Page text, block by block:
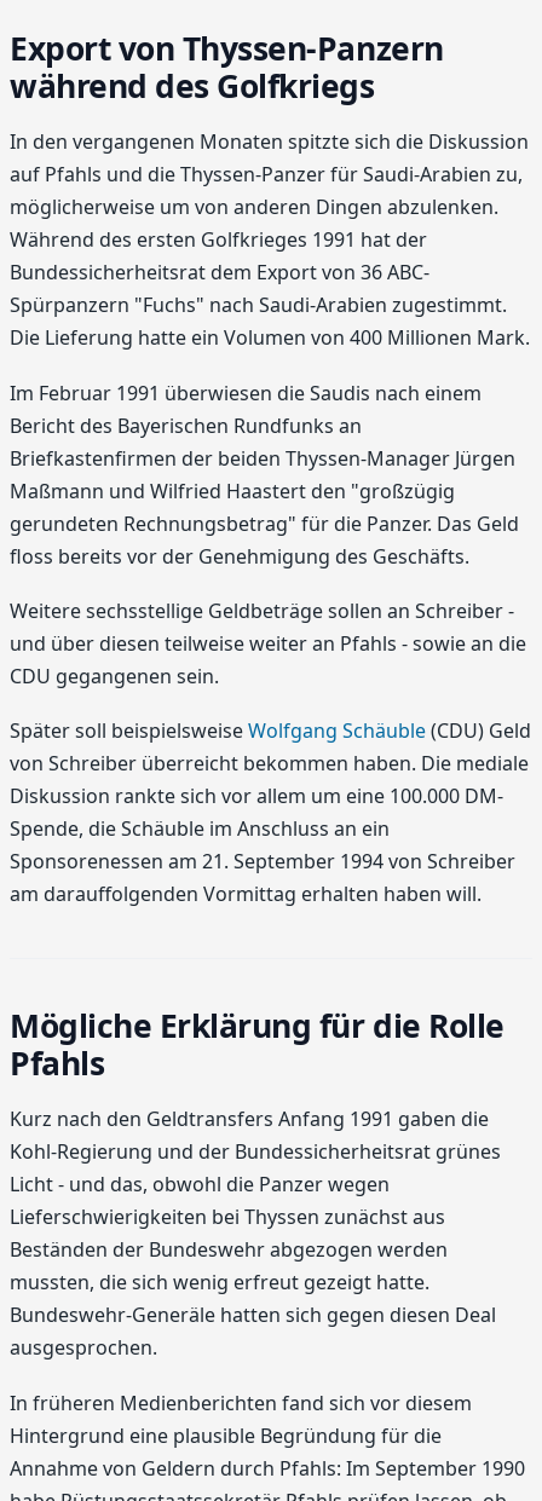
Export von Thyssen-Panzern
während des Golfkriegs
In den vergangenen Monaten spitzte sich die Diskussion
auf Pfahls und die Thyssen-Panzer für Saudi-Arabien zu,
möglicherweise um von anderen Dingen abzulenken.
Während des ersten Golfkrieges 1991 hat der
Bundessicherheitsrat dem Export von 36 ABC-
Spürpanzern "Fuchs" nach Saudi-Arabien zugestimmt.
Die Lieferung hatte ein Volumen von 400 Millionen Mark.
Im Februar 1991 überwiesen die Saudis nach einem
Bericht des Bayerischen Rundfunks an
Briefkastenfirmen der beiden Thyssen-Manager Jürgen
Maßmann und Wilfried Haastert den "großzügig
gerundeten Rechnungsbetrag" für die Panzer. Das Geld
floss bereits vor der Genehmigung des Geschäfts.
Weitere sechsstellige Geldbeträge sollen an Schreiber -
und über diesen teilweise weiter an Pfahls - sowie an die
CDU gegangenen sein.
Später soll beispielsweiseWolfgang Schäuble(CDU) Geld
von Schreiber überreicht bekommen haben. Die mediale
Diskussion rankte sich vor allem um eine 100.000 DM-
Spende, die Schäuble im Anschluss an ein
Sponsorenessen am 21. September 1994 von Schreiber
am darauffolgenden Vormittag erhalten haben will.
Mögliche Erklärung für die Rolle
Pfahls
Kurz nach den Geldtransfers Anfang 1991 gaben die
Kohl-Regierung und der Bundessicherheitsrat grünes
Licht - und das, obwohl die Panzer wegen
Lieferschwierigkeiten bei Thyssen zunächst aus
Beständen der Bundeswehr abgezogen werden
mussten, die sich wenig erfreut gezeigt hatte.
Bundeswehr-Generäle hatten sich gegen diesen Deal
ausgesprochen.
In früheren Medienberichten fand sich vor diesem
Hintergrund eine plausible Begründung für die
Annahme von Geldern durch Pfahls: Im September 1990